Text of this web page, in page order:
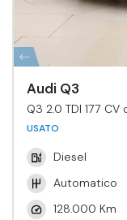
Audi Q3
Q3 2.0 TDI 177
USATO
Diesel
Automatico
128.000 Km